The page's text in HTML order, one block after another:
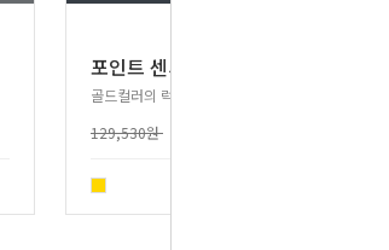
포인트 센서등
129,530원